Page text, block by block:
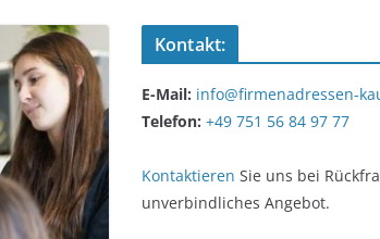
Kontakt:
E-Mail: info@firmenadressen-
Telefon: +49 751 56 84 97 77
Kontaktieren Sie uns bei
unverbindliches Angebot.